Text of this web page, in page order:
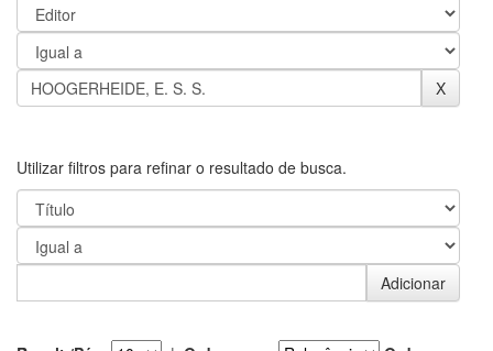
Utilizar filtros para refinar o resultado de busca.